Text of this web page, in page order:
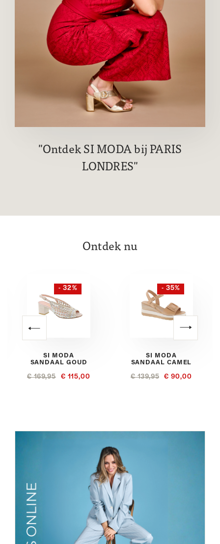
Ontdek SI MODA bij PARIS
LONDRES
Ontdek nu
- 32%
SI MODA
SANDAAL GOUD
€ 169,95 € 115,00
- 35%
SI MODA
SANDAAL CAMEL
€ 139,95 € 90,00